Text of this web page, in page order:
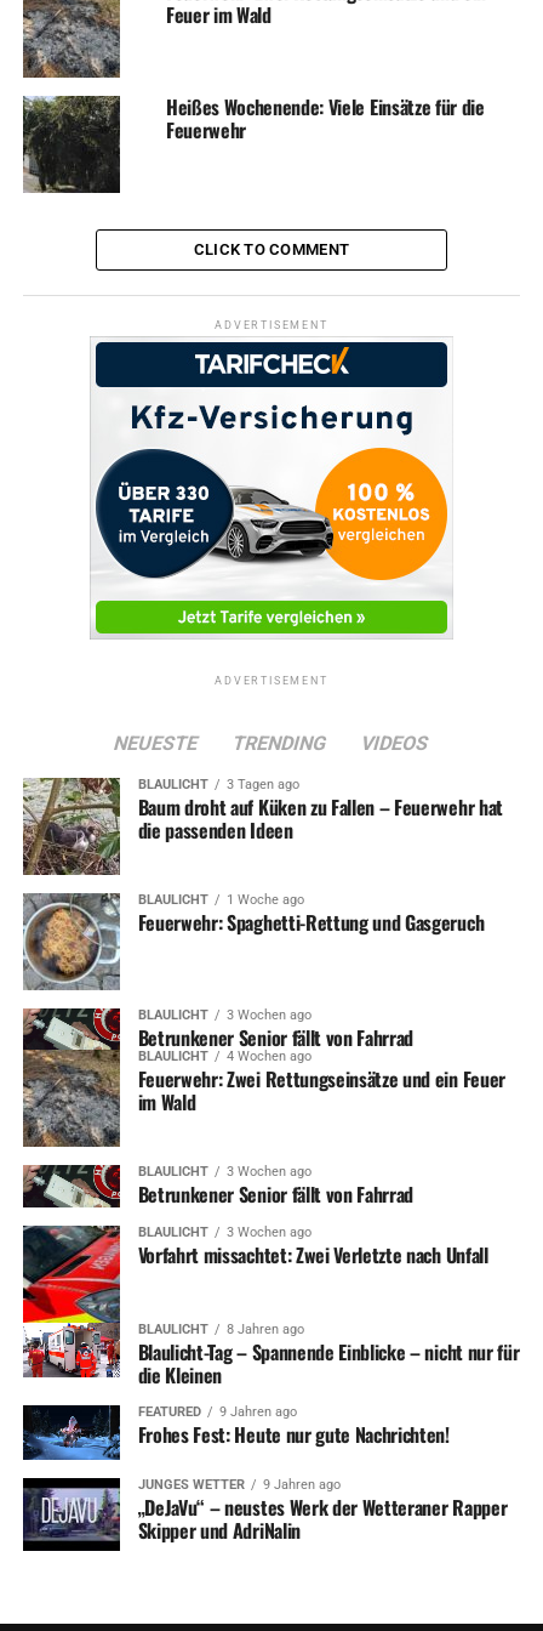
ADVERTISEMENT
Die besten Tipps zum stressfreien Genuss des warmen
Wetters gibt’s rechtzeitig in einem Special am Sonntag.
Archivbild
RELATED TOPICS: NEWS WETTER
Einbrecher scheitern an stabiler Tür
86-Jährige im Schlaf von Einbrechern beklaut
Feuer im Wald
Heißes Wochenende: Viele Einsätze für die
Feuerwehr
CLICK TO COMMENT
ADVERTISEMENT
ADVERTISEMENT
NEUESTE TRENDING VIDEOS
BLAULICHT 3 Tagen ago
Baum droht auf Küken zu Fallen – Feuerwehr hat
die passenden Ideen
BLAULICHT 1 Woche ago
Feuerwehr: Spaghetti-Rettung und Gasgeruch
BLAULICHT 3 Wochen ago
Betrunkener Senior fällt von Fahrrad
BLAULICHT 4 Wochen ago
Feuerwehr: Zwei Rettungseinsätze und ein Feuer
im Wald
BLAULICHT 3 Wochen ago
Betrunkener Senior fällt von Fahrrad
BLAULICHT 3 Wochen ago
Vorfahrt missachtet: Zwei Verletzte nach Unfall
BLAULICHT 8 Jahren ago
Blaulicht-Tag – Spannende Einblicke – nicht nur für
die Kleinen
FEATURED 9 Jahren ago
Frohes Fest: Heute nur gute Nachrichten!
JUNGES WETTER 9 Jahren ago
„DeJaVu“ – neustes Werk der Wetteraner Rapper
Skipper und AdriNalin